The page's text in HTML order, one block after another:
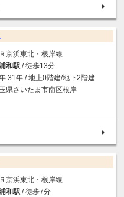
京浜東北・根岸線
和駅 / 徒歩13分
31年 / 地上0階建/地下2階建
県さいたま市南区根岸
京浜東北・根岸線
和駅 / 徒歩7分